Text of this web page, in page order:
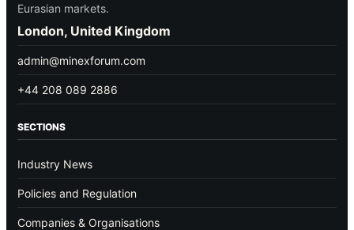
Eurasian markets.
London, United Kingdom
admin@minexforum.com
+44 208 089 2886
SECTIONS
Industry News
Policies and Regulation
Companies & Organisations